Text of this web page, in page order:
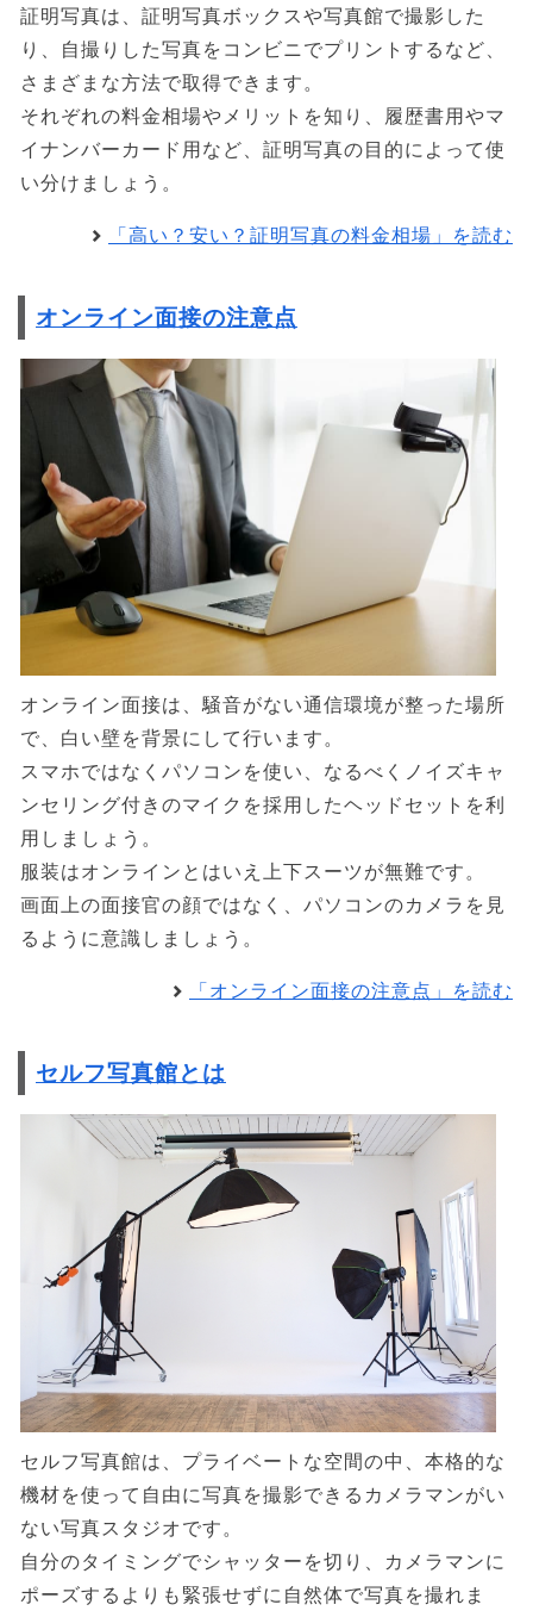
証明写真は、証明写真ボックスや写真館で撮影した
り、自撮りした写真をコンビニでプリントするなど、
さまざまな方法で取得できます。
それぞれの料金相場やメリットを知り、履歴書用やマ
イナンバーカード用など、証明写真の目的によって使
い分けましょう。
「高い？安い？証明写真の料金相場」を読む
オンライン面接の注意点
オンライン面接は、騒音がない通信環境が整った場所
で、白い壁を背景にして行います。
スマホではなくパソコンを使い、なるべくノイズキャ
ンセリング付きのマイクを採用したヘッドセットを利
用しましょう。
服装はオンラインとはいえ上下スーツが無難です。
画面上の面接官の顔ではなく、パソコンのカメラを見
るように意識しましょう。
「オンライン面接の注意点」を読む
セルフ写真館とは
セルフ写真館は、プライベートな空間の中、本格的な
機材を使って自由に写真を撮影できるカメラマンがい
ない写真スタジオです。
自分のタイミングでシャッターを切り、カメラマンに
ポーズするよりも緊張せずに自然体で写真を撮れま